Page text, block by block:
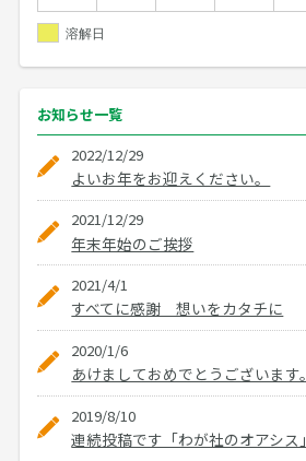
溶解日
お知らせ一覧
2022/12/29
よいお年をお迎えください。
2021/12/29
年末年始のご挨拶
2021/4/1
すべてに感謝 想いをカタチに
2020/1/6
あけましておめでとうございます。
2019/8/10
連続投稿です「わが社のオアシス」